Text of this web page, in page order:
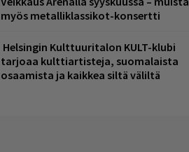
myös metalliklassikot-konsertti
Helsingin Kulttuuritalon KULT-klubi
tarjoaa kulttiartisteja, suomalaista
osaamista ja kaikkea siltä väliltä